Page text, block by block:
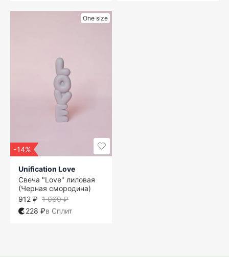
One size
-14%
Unification Love
Свеча "Love" лиловая
(Черная смородина)
1 060 ₽
912 ₽
228 ₽в Сплит